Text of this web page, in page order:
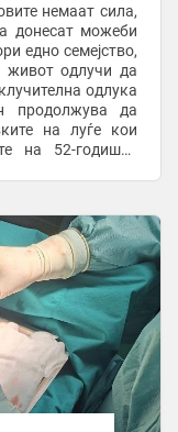
немаат сила,
донесат можеби
едно семејство,
живот одлучи да
одлука
продолжува да
на луѓе кои
на 52-годишен